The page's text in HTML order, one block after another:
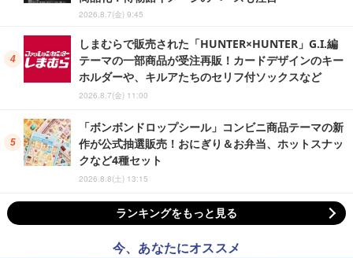
2026.8.7(金) 9:45
しまむらで販売された「HUNTER×HUNTER」G.I.編
テーマの一部商品が受注再販！カードデザインのキー
ホルダーや、キルアたちのセリフ付ソックスなど
2026.8.7(金) 11:00
「ボンボンドロップシール」コンビニ商品テーマの新
作が公式抽選販売！おにぎり＆お弁当、ホットスナッ
クなど4種セット
2026.8.8(土) 13:15
ランキングをもっと見る
今、あなたにオススメ